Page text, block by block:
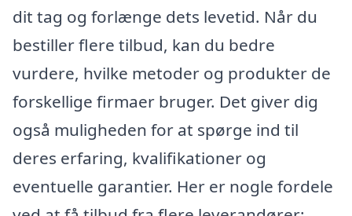
dit tag og forlænge dets levetid. Når du
bestiller flere tilbud, kan du bedre
vurdere, hvilke metoder og produkter de
forskellige firmaer bruger. Det giver dig
også muligheden for at spørge ind til
deres erfaring, kvalifikationer og
eventuelle garantier. Her er nogle fordele